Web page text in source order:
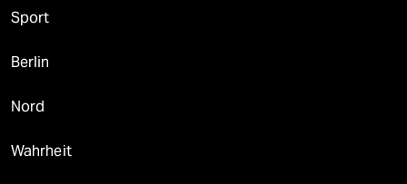
Sport
Berlin
Nord
Wahrheit